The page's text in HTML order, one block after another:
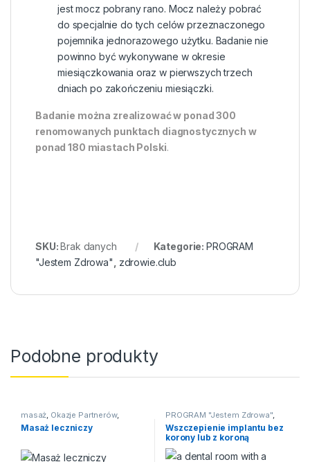
jest mocz pobrany rano. Mocz należy pobrać
do specjalnie do tych celów przeznaczonego
pojemnika jednorazowego użytku. Badanie nie
powinno być wykonywane w okresie
miesiączkowania oraz w pierwszych trzech
dniach po zakończeniu miesiączki.
Badanie można zrealizować w ponad 300
renomowanych punktach diagnostycznych w
ponad 180 miastach Polski.
SKU:Brak danych Kategorie: PROGRAM
"Jestem Zdrowa"
zdrowie.club
Podobne produkty
masaż, Okazje Partnerów,
PROGRAM "Jestem Zdrowa"
zdrowie.club
Masaż leczniczy
PROGRAM "Jestem Zdrowa",
zdrowie.club
Wszczepienie implantu bez
korony lub z koroną
ceramiczną